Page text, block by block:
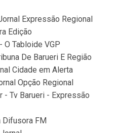
Expressão Regional
Edição
Tabloide VGP
De Barueri E Região
Cidade em Alerta
Opção Regional
- Tv Barueri - Expressão
Difusora FM